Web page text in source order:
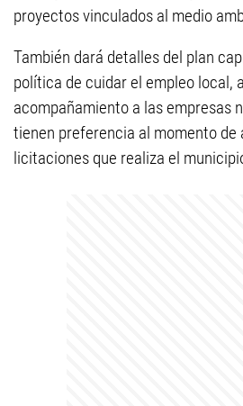
proyectos vinculados al medio
También dará detalles del plan
política de cuidar el empleo local,
acompañamiento a las empresas
tienen preferencia al momento de
licitaciones que realiza el